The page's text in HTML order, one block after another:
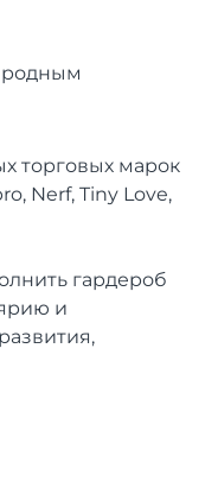
торговых марок
Nerf, Tiny Love,
гардероб
и